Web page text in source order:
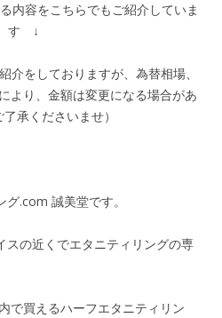
内容をこちらでもご紹介していま
す ↓
介をしておりますが、為替相場、
より、金額は変更になる場合があ
承くださいませ）
.com 誠美堂です。
スの近くでエタニティリングの専
で買えるハーフエタニティリン